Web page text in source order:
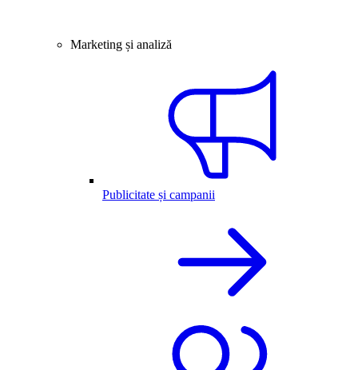
Marketing și analiză
Publicitate și campanii